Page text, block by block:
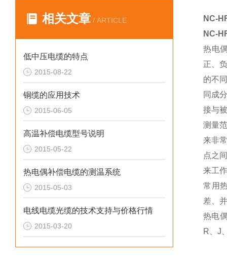
相关文章 / ARTICLE
低中压电缆的特点
2015-08-22
铜缆的应用技术
2015-06-05
高温补偿电缆型号说明
2015-05-22
热电偶补偿电缆的测温系统
2015-05-03
电线电缆光缆的技术支持与价格行情
2015-03-20
NC-
NC-
热电
正、
的不
同成
接与
测量
来非
点之
来工
常用
差、
热电
R、J